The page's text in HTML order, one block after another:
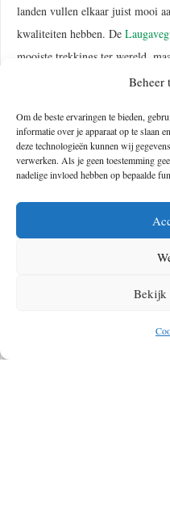
Beheer
Om de beste ervaringen te bieden,
informatie over je apparaat op te slaan
deze technologieën kunnen wij
verwerken. Als je geen toestemming
nadelige invloed hebben op bepaalde
Bekijk
landen vullen elkaar juist mooi
kwaliteiten hebben. De
mooiste trekkings ter wereld,
alle gletsjers en ijsschotsen.
verwijderd van IJsland. Dus ben
een rauw, ongerept, wild land?
eens.
Nog een laatste puntje ter
oppervlakte van 2,17 miljoen
gasten heel wat ruimte te
vermijden en voldoende afstand